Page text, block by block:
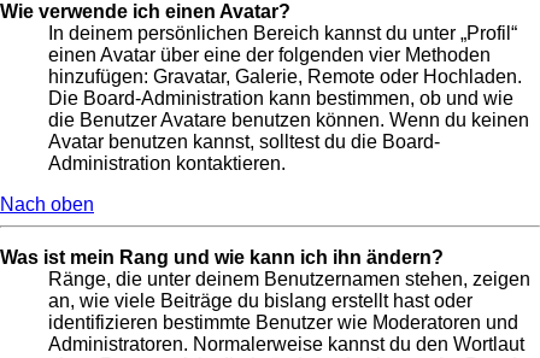
Wie verwende ich einen Avatar?
In deinem persönlichen Bereich kannst du unter „Profil“
einen Avatar über eine der folgenden vier Methoden
hinzufügen: Gravatar, Galerie, Remote oder Hochladen.
Die Board-Administration kann bestimmen, ob und wie
die Benutzer Avatare benutzen können. Wenn du keinen
Avatar benutzen kannst, solltest du die Board-
Administration kontaktieren.
Nach oben
Was ist mein Rang und wie kann ich ihn ändern?
Ränge, die unter deinem Benutzernamen stehen, zeigen
an, wie viele Beiträge du bislang erstellt hast oder
identifizieren bestimmte Benutzer wie Moderatoren und
Administratoren. Normalerweise kannst du den Wortlaut